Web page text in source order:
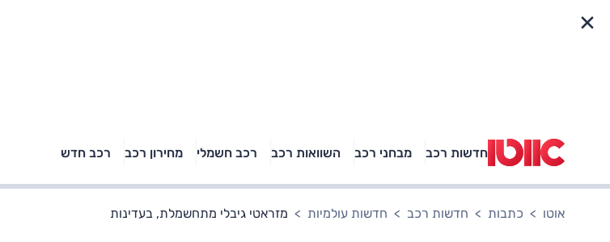
חדשות רכב מבחני רכב השוואות רכב רכב חשמלי מחירון רכב רכב חדש
באיזה רכב פנאי נוסעת
טויוטה ראב 4, קיה
ספורטאז' לונג ויונדאי
הנייר ועל הכביש
אוטו כתבות חדשות רכב חדשות עולמיות מזראטי גיבלי מתחשמלת, בעדינות